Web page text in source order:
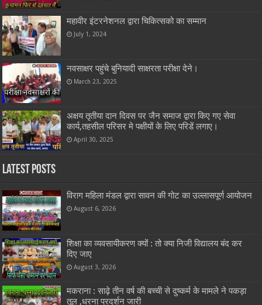
महावीर इंटरनेशनल द्वारा चिकित्सको का सम्मान
July 1, 2024
नवसाक्षर पहुंचे बुनियादी साक्षरता परीक्षा देने।
March 23, 2025
अक्षय तृतीया दान दिवस पर जैन समाज द्वारा किए गए सेवा
कार्य,तहसील परिसर मे पक्षीयों के लिए परिडें लगाए।
April 30, 2025
Latest Posts
विराग महिला मंडल द्वारा सावन की गोट का उल्लासपूर्ण आयोजन
August 6, 2026
शिक्षा का व्यवसायीकरण क्यों : तो क्या निजी विद्यालय बंद कर
दिए जाए
August 3, 2026
मकराना : साढ़े तीन वर्ष की बच्ची से दुष्कर्म के मामले ने पकड़ा
तूल ,धरना प्रदर्शन जारी